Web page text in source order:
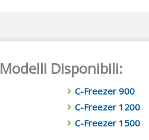
Modelli Disponibili:
C-Freezer 900
C-Freezer 1200
C-Freezer 1500